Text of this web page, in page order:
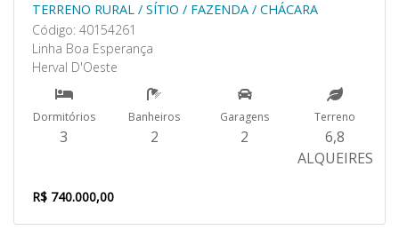
TERRENO RURAL / SÍTIO / FAZENDA / CHÁCARA
Código: 40154261
Linha Boa Esperança
Herval D'Oeste
Dormitórios
3
Banheiros
2
Garagens
2
Terreno
6,8
ALQUEIRES
R$ 740.000,00